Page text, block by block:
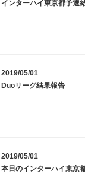
インターハイ東京都予選
2019/05/01
Duoリーグ結果報告
2019/05/01
本日のインターハイ東京